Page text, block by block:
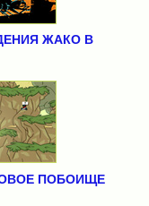
ЖАКО В
ПОБОИЩЕ